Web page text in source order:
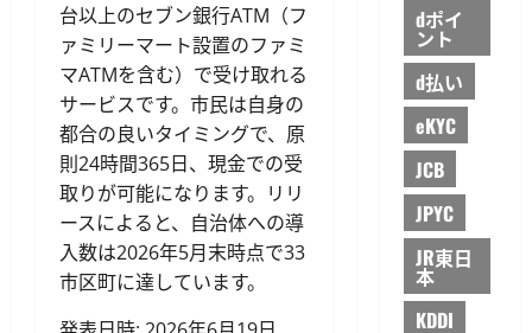
台以上のセブン銀行ATM（フ
ァミリーマート設置のファミ
マATMを含む）で受け取れる
サービスです。市民は自身の
都合の良いタイミングで、原
則24時間365日、現金での受
取りが可能になります。リリ
ースによると、自治体への導
入数は2026年5月末時点で33
市区町に達しています。
dポイ
ント
d払い
eKYC
JCB
JPYC
JR東日
本
KDDI